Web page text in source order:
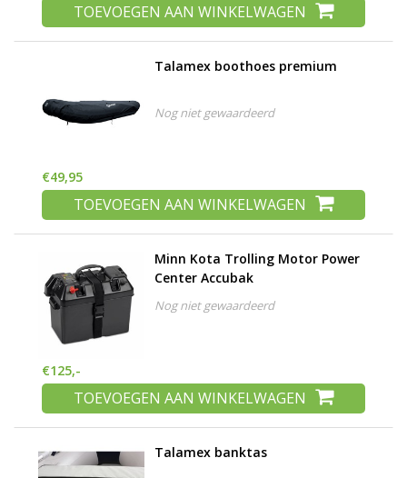
TOEVOEGEN AAN WINKELWAGEN
Talamex boothoes premium
Nog niet gewaardeerd
€49,95
TOEVOEGEN AAN WINKELWAGEN
Minn Kota Trolling Motor Power
Center Accubak
Nog niet gewaardeerd
€125,-
TOEVOEGEN AAN WINKELWAGEN
Talamex banktas